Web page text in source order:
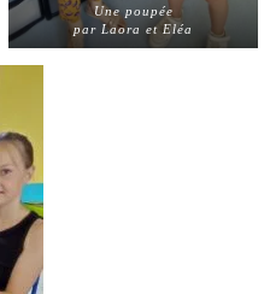
Une poupée
par Laora et Eléa